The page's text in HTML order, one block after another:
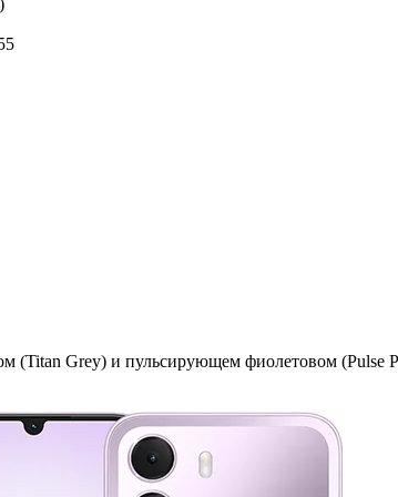
(Titan Grey) и пульсирующем фиолетовом (Pulse